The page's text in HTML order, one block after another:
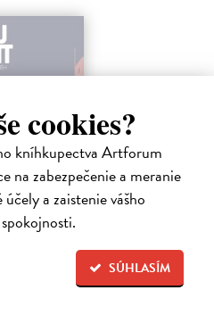
cookies?
kníhkupectva Artforum
na zabezpečenie a meranie
a zaistenie vášho
SÚHLASÍM
Těšíně a zároveň místo, kde se
dalším brutálním zločinem, který